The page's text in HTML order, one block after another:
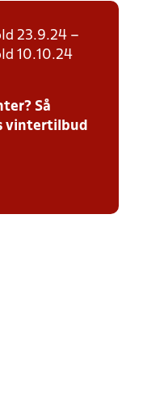
23.9.24 –
10.10.24
Så
vintertilbud